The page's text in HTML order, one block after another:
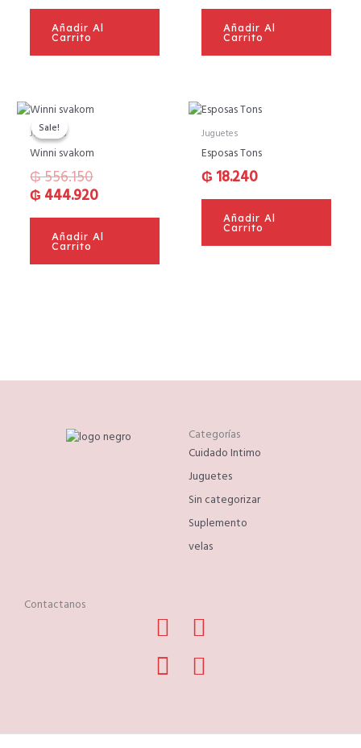
Añadir Al
Carrito
Añadir Al
Carrito
Sale!
Sale!
Juguetes
Winni svakom
₲556.150
El
original
₲ 556.150.
₲ 444.920
Añadir Al
Carrito
Juguetes
Esposas Tons
₲ 18.240
Añadir Al
Carrito
Categorías
Cuidado Intimo
Juguetes
Sin categorizar
Suplemento
velas
Contactanos Facebook
Instagram
Phone-
alt
Whatsapp